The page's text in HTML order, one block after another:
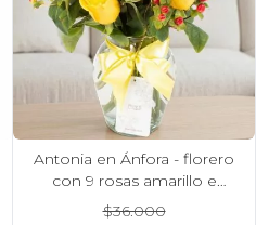
Antonia en Ánfora - florero
con 9 rosas amarillo e
hypericum
$36.000